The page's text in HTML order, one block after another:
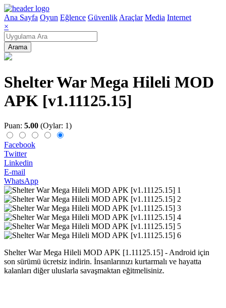
Ana Sayfa Oyun Eğlence Güvenlik Araçlar Media Internet
×
Arama
Shelter War Mega Hileli MOD
APK [v1.11125.15]
Puan: 5.00 (Oylar: 1)
Facebook
Twitter
Linkedin
E-mail
WhatsApp
Shelter War Mega Hileli MOD APK [1.11125.15] - Android için
son sürümü ücretsiz indirin. İnsanlarınızı kurtarmalı ve hayatta
kalanları diğer uluslarla savaşmaktan eğitmelisiniz.